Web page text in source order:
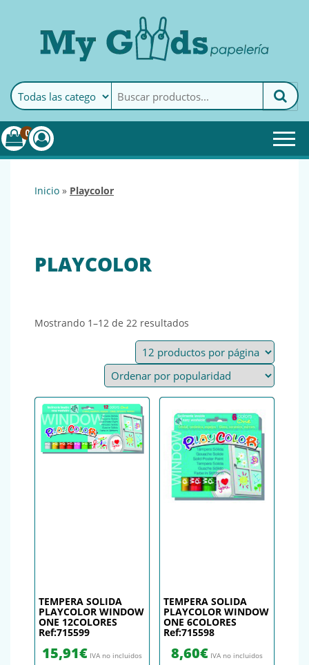
MyGoods · PapeleríaMy Goods es tu papelería
online de confianza. Podrás
encontrar todo lo necesario
0
inicio » playcolor
PLAYCOLOR
Mostrando 1–12 de 22 resultados
TEMPERA SOLIDA
PLAYCOLOR WINDOW
ONE 12COLORES
Ref:715599
15,91€ IVA no incluidos
TEMPERA SOLIDA
PLAYCOLOR WINDOW
ONE 6COLORES
Ref:715598
8,60€ IVA no incluidos